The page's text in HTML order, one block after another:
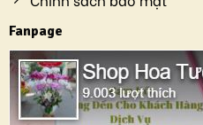
Fanpage